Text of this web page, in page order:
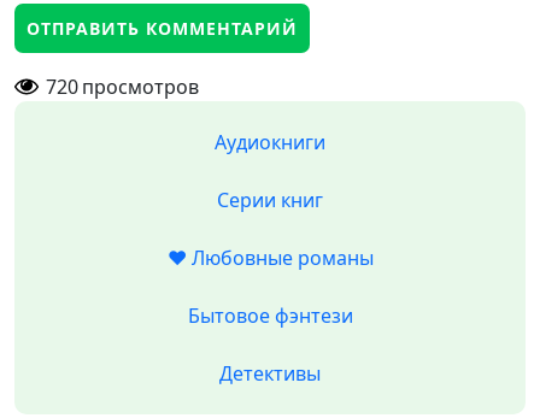
720просмотров
Аудиокниги
Серии книг
❤️ Любовные романы
Бытовое фэнтези
Детективы